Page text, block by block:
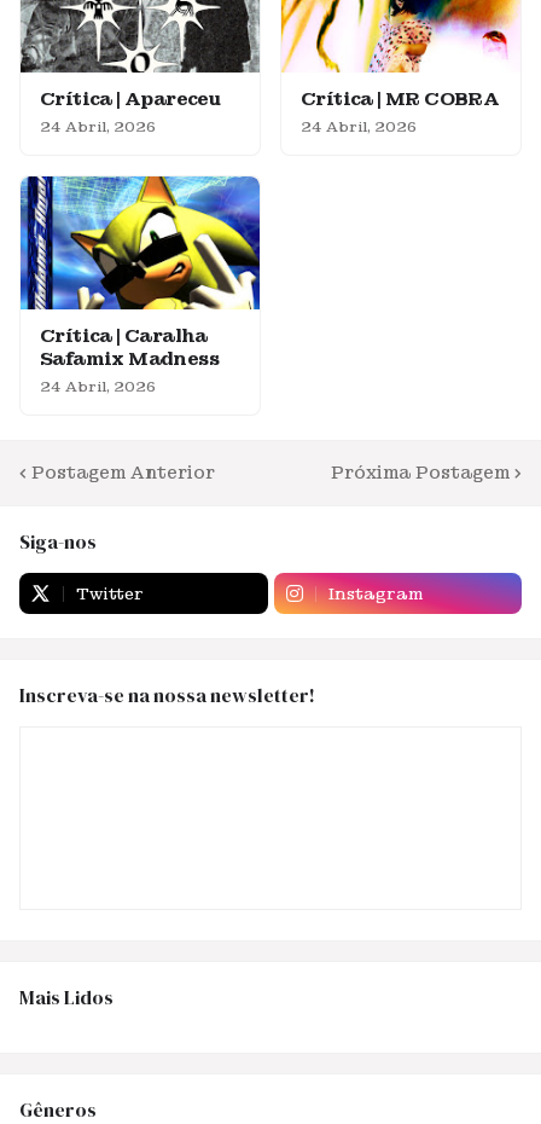
Crítica | Apareceu
24 Abril, 2026
Crítica | MR COBRA
24 Abril, 2026
Crítica | Caralha
Safamix Madness
24 Abril, 2026
Postagem Anterior Próxima Postagem
Siga-nos
Twitter Instagram
Inscreva-se na nossa newsletter!
Mais Lidos
Gêneros